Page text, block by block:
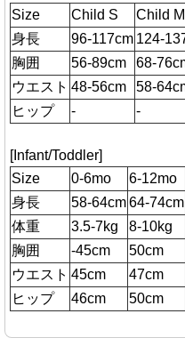
Size
Child S Child M
身長
96-117cm 124-
胸囲
56-89cm 68-
ウエスト 48-56cm 58-
ヒップ
- -
[Infant/Toddler]
Size
0-6mo 6-12mo
身長
58-64cm64-74cm
体重
3.5-7kg 8-10kg
胸囲
-45cm 50cm
ウエスト 45cm 47cm
ヒップ
46cm 50cm